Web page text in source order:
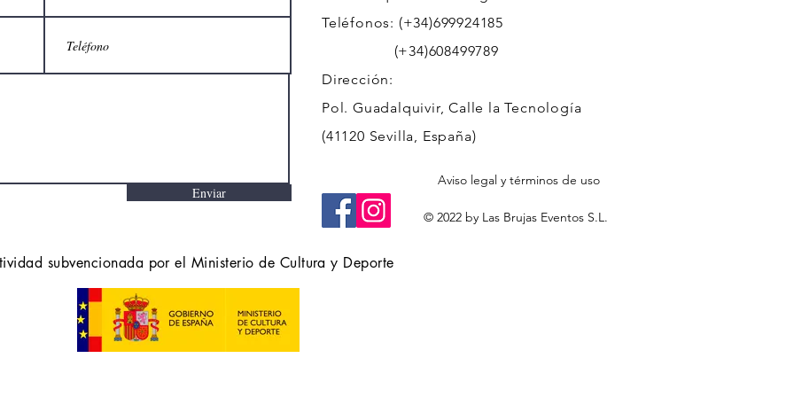
Enviar
Teléfonos: (+34)699924185
(+34)608499789
Dirección:
Pol. Guadalquivir, Calle la Tecnología
(41120 Sevilla, España)
Aviso legal y términos de uso
© 2022 by Las Brujas Eventos S.L.
subvencionada por el Ministerio de Cultura y Deporte